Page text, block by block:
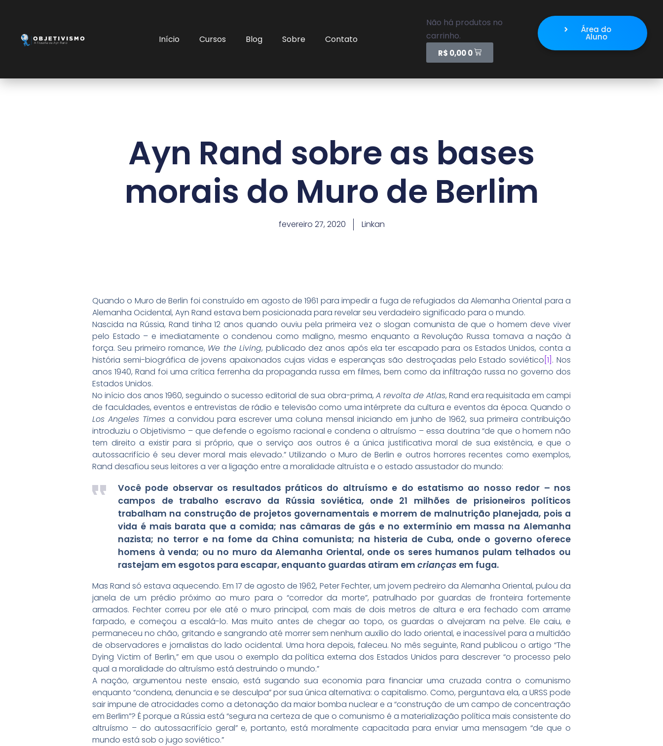
Início Cursos Blog Sobre Contato
Não há produtos no
carrinho.
R$ 0,000
Área do
Aluno
Ayn Rand sobre as bases
morais do Muro de Berlim
fevereiro 27, 2020 Linkan
Quando o Muro de Berlin foi construído em agosto de 1961 para impedir a fuga de refugiados da Alemanha Oriental para a
Alemanha Ocidental, Ayn Rand estava bem posicionada para revelar seu verdadeiro significado para o mundo.
Nascida na Rússia, Rand tinha 12 anos quando ouviu pela primeira vez o slogan comunista de que o homem deve viver
pelo Estado – e imediatamente o condenou como maligno, mesmo enquanto a Revolução Russa tomava a nação à
força. Seu primeiro romance, We the Living, publicado dez anos após ela ter escapado para os Estados Unidos, conta a
história semi-biográfica de jovens apaixonados cujas vidas e esperanças são destroçadas pelo Estado soviético [1] . Nos
anos 1940, Rand foi uma crítica ferrenha da propaganda russa em filmes, bem como da infiltração russa no governo dos
Estados Unidos.
No início dos anos 1960, seguindo o sucesso editorial de sua obra-prima, A revolta de Atlas, Rand era requisitada em campi
de faculdades, eventos e entrevistas de rádio e televisão como uma intérprete da cultura e eventos da época. Quando o
Los Angeles Timesa convidou para escrever uma coluna mensal iniciando em junho de 1962, sua primeira contribuição
introduziu o Objetivismo – que defende o egoísmo racional e condena o altruísmo – essa doutrina “de que o homem não
tem direito a existir para si próprio, que o serviço aos outros é a única justificativa moral de sua existência, e que o
autossacrifício é seu dever moral mais elevado.” Utilizando o Muro de Berlin e outros horrores recentes como exemplos,
Rand desafiou seus leitores a ver a ligação entre a moralidade altruísta e o estado assustador do mundo:
Você pode observar os resultados práticos do altruísmo e do estatismo ao nosso redor – nos
campos de trabalho escravo da Rússia soviética, onde 21 milhões de prisioneiros políticos
trabalham na construção de projetos governamentais e morrem de malnutrição planejada, pois a
vida é mais barata que a comida; nas câmaras de gás e no extermínio em massa na Alemanha
nazista; no terror e na fome da China comunista; na histeria de Cuba, onde o governo oferece
homens à venda; ou no muro da Alemanha Oriental, onde os seres humanos pulam telhados ou
rastejam em esgotos para escapar, enquanto guardas atiram em crianças em fuga.
Mas Rand só estava aquecendo. Em 17 de agosto de 1962, Peter Fechter, um jovem pedreiro da Alemanha Oriental, pulou da
janela de um prédio próximo ao muro para o “corredor da morte”, patrulhado por guardas de fronteira fortemente
armados. Fechter correu por ele até o muro principal, com mais de dois metros de altura e era fechado com arrame
farpado, e começou a escalá-lo. Mas muito antes de chegar ao topo, os guardas o alvejaram na pelve. Ele caiu, e
permaneceu no chão, gritando e sangrando até morrer sem nenhum auxílio do lado oriental, e inacessível para a multidão
de observadores e jornalistas do lado ocidental. Uma hora depois, faleceu. No mês seguinte, Rand publicou o artigo “The
Dying Victim of Berlin,” em que usou o exemplo da política externa dos Estados Unidos para descrever “o processo pelo
qual a moralidade do altruísmo está destruindo o mundo.”
A nação, argumentou neste ensaio, está sugando sua economia para financiar uma cruzada contra o comunismo
enquanto “condena, denuncia e se desculpa” por sua única alternativa: o capitalismo. Como, perguntava ela, a URSS pode
sair impune de atrocidades como a detonação da maior bomba nuclear e a “construção de um campo de concentração
em Berlim”? É porque a Rússia está “segura na certeza de que o comunismo é a materialização política mais consistente do
altruísmo – do autossacrifício geral” e, portanto, está moralmente capacitada para enviar uma mensagem “de que o
mundo está sob o jugo soviético.”